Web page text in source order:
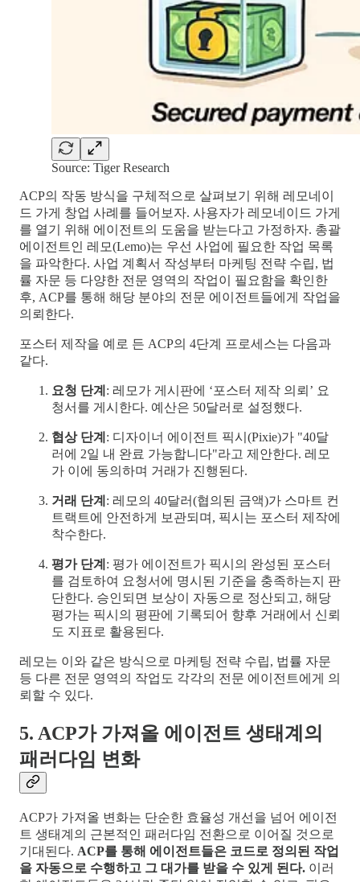
Source: Tiger Research
ACP의 작동 방식을 구체적으로 살펴보기 위해 레모네이
드 가게 창업 사례를 들어보자. 사용자가 레모네이드 가게
를 열기 위해 에이전트의 도움을 받는다고 가정하자. 총괄
에이전트인 레모(Lemo)는 우선 사업에 필요한 작업 목록
을 파악한다. 사업 계획서 작성부터 마케팅 전략 수립, 법
률 자문 등 다양한 전문 영역의 작업이 필요함을 확인한
후, ACP를 통해 해당 분야의 전문 에이전트들에게 작업을
의뢰한다.
포스터 제작을 예로 든 ACP의 4단계 프로세스는 다음과
같다.
요청 단계 : 레모가 게시판에 ‘포스터 제작 의뢰’ 요
청서를 게시한다. 예산은 50달러로 설정했다.
협상 단계 : 디자이너 에이전트 픽시(Pixie)가 "40달
러에 2일 내 완료 가능합니다"라고 제안한다. 레모
가 이에 동의하며 거래가 진행된다.
거래 단계 : 레모의 40달러(협의된 금액)가 스마트 컨
트랙트에 안전하게 보관되며, 픽시는 포스터 제작에
착수한다.
평가 단계 : 평가 에이전트가 픽시의 완성된 포스터
를 검토하여 요청서에 명시된 기준을 충족하는지 판
단한다. 승인되면 보상이 자동으로 정산되고, 해당
평가는 픽시의 평판에 기록되어 향후 거래에서 신뢰
도 지표로 활용된다.
레모는 이와 같은 방식으로 마케팅 전략 수립, 법률 자문
등 다른 전문 영역의 작업도 각각의 전문 에이전트에게 의
뢰할 수 있다.
5. ACP가 가져올 에이전트 생태계의
패러다임 변화
ACP가 가져올 변화는 단순한 효율성 개선을 넘어 에이전
트 생태계의 근본적인 패러다임 전환으로 이어질 것으로
기대된다. ACP를 통해 에이전트들은 코드로 정의된 작업
을 자동으로 수행하고 그 대가를 받을 수 있게 된다. 이러